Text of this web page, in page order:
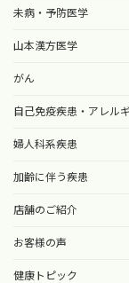
未病・予防医学
山本漢方医学
がん
自己免疫疾患・アレル
婦人科系疾患
加齢に伴う疾患
店舗のご紹介
お客様の声
健康トピック